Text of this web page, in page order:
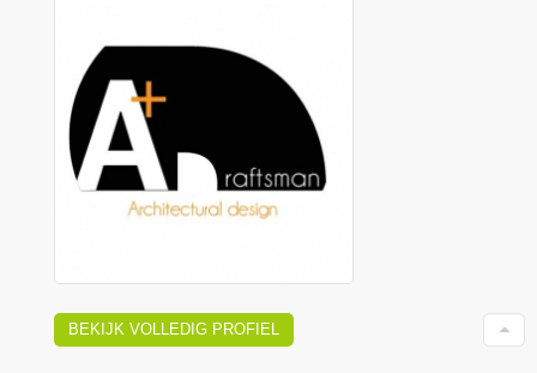
BEKIJK VOLLEDIG PROFIEL